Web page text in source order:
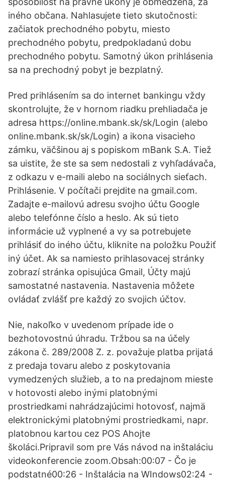
iného občana. Nahlasujete tieto skutočnosti:
začiatok prechodného pobytu, miesto
prechodného pobytu, predpokladanú dobu
prechodného pobytu. Samotný úkon prihlásenia
sa na prechodný pobyt je bezplatný.
Pred prihlásením sa do internet bankingu vždy
skontrolujte, že v hornom riadku prehliadača je
adresa https://online.mbank.sk/sk/Login (alebo
online.mbank.sk/sk/Login) a ikona visacieho
zámku, väčšinou aj s popiskom mBank S.A. Tiež
sa uistite, že ste sa sem nedostali z vyhľadávača,
z odkazu v e-maili alebo na sociálnych sieťach.
Prihlásenie. V počítači prejdite na gmail.com.
Zadajte e-mailovú adresu svojho účtu Google
alebo telefónne číslo a heslo. Ak sú tieto
informácie už vyplnené a vy sa potrebujete
prihlásiť do iného účtu, kliknite na položku Použiť
iný účet. Ak sa namiesto prihlasovacej stránky
zobrazí stránka opisujúca Gmail, Účty majú
samostatné nastavenia. Nastavenia môžete
ovládať zvlášť pre každý zo svojich účtov.
Nie, nakoľko v uvedenom prípade ide o
bezhotovostnú úhradu. Tržbou sa na účely
zákona č. 289/2008 Z. z. považuje platba prijatá
z predaja tovaru alebo z poskytovania
vymedzených služieb, a to na predajnom mieste
v hotovosti alebo inými platobnými
prostriedkami nahrádzajúcimi hotovosť, najmä
elektronickými platobnými prostriedkami, napr.
platobnou kartou cez POS Ahojte
školáci.Pripravil som pre Vás návod na inštaláciu
videokonferencie zoom.Obsah:00:07 - Čo je
podstatné00:26 - Inštalácia na WIndows02:24 -